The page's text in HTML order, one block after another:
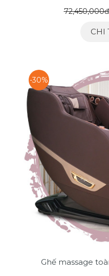
72,450,000đ
CHI
-30%
Ghế massage